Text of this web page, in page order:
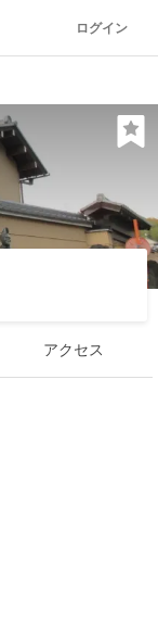
ログイン
アクセス